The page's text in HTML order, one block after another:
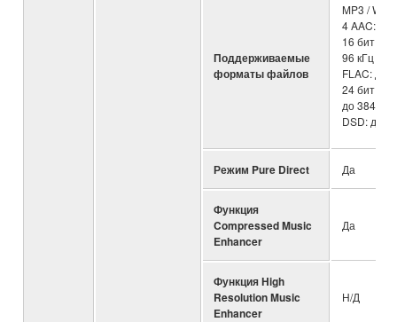
Поддерживаемые
форматы файлов
MP3 /
4 AAC: до
16 бит,
96 кГц / 24
FLAC: до
24 бит,
до 384
DSD: до
Режим Pure Direct Да
Функция
Compressed Music
Enhancer
Да
Функция High
Resolution Music
Enhancer
Н/Д